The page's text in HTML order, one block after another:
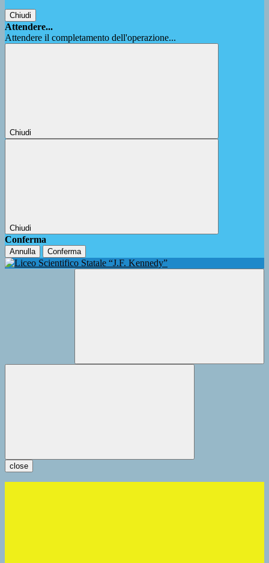
Chiudi
Attendere...
Attendere il completamento dell'operazione...
Chiudi
Chiudi
Conferma
Annulla Conferma
close